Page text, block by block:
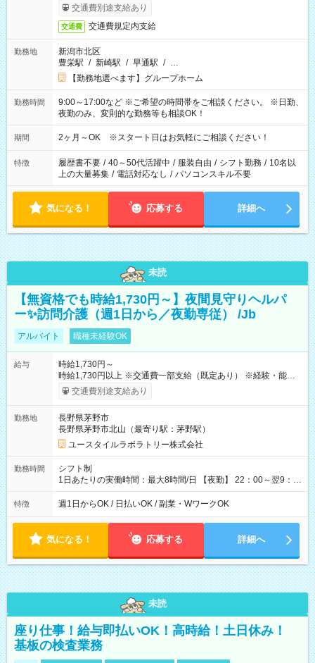
交通費別途支給あり
交通費 交通費規定内支給
勤務地
新潟市北区
豊栄駅 / 新崎駅 / 早通駅 / …
【勤務地選べます】グループホーム
勤務時間
9:00～17:00など ※ご希望の時間帯をご相談ください。 ※日勤、
夜勤のみ、変則的な勤務等も相談OK！
期間 2ヶ月～OK ※スタート日はお気軽にご相談ください！
特徴 履歴書不要 / 40～50代活躍中 / 服装自由 / シフト勤務 / 10名以
上の大量募集 / 電話対応なし / パソコンスキル不要
気になる！ 応募する 詳細へ
未読
【無資格でも時給1,730円～】夜間見守りヘルパ
ー✨訪問介護（週1日から／夜勤専従） /Jb
アルバイト 職種未経験OK
給与
時給1,730円～
時給1,730円以上 ※交通費一部支給（既定あり） ※経験・能力を
考慮して決定します 【収入例】 週1回勤務の場合：1,730円×8時
間×4回=5万5,360円 週3回勤務の場合：1,730円×8時間×12回
月 ※ 雇用形態と給与に、本採用時と異なる部分があります。 雇
用形態：本採用時と同じです。 給与：時給 1,500円以上
交通費別途支給あり
勤務地
長野県茅野市
長野県茅野市北山（最寄り駅：茅野駅）
ユースタイルラボラトリー株式会社
勤務時間
シフト制
1日あたりの実働時間：最大8時間/日 【夜勤】 22：00～翌9：
00 ※週1日～OK ／ 夜勤専従 ＊＊ 勤務時間例 ＊＊ ■22時か
ら翌7時 ■23時から翌8時 ■24時から翌9時 など ※上記の時間
ます。 ※曜日固定（毎週同じ曜日での勤務となります）
特徴 週1日からOK / 日払いOK / 副業・WワークOK
気になる！ 応募する 詳細へ
未読
座り仕事！給与即払いOK！高時給！土日休み！
基板の検査業務